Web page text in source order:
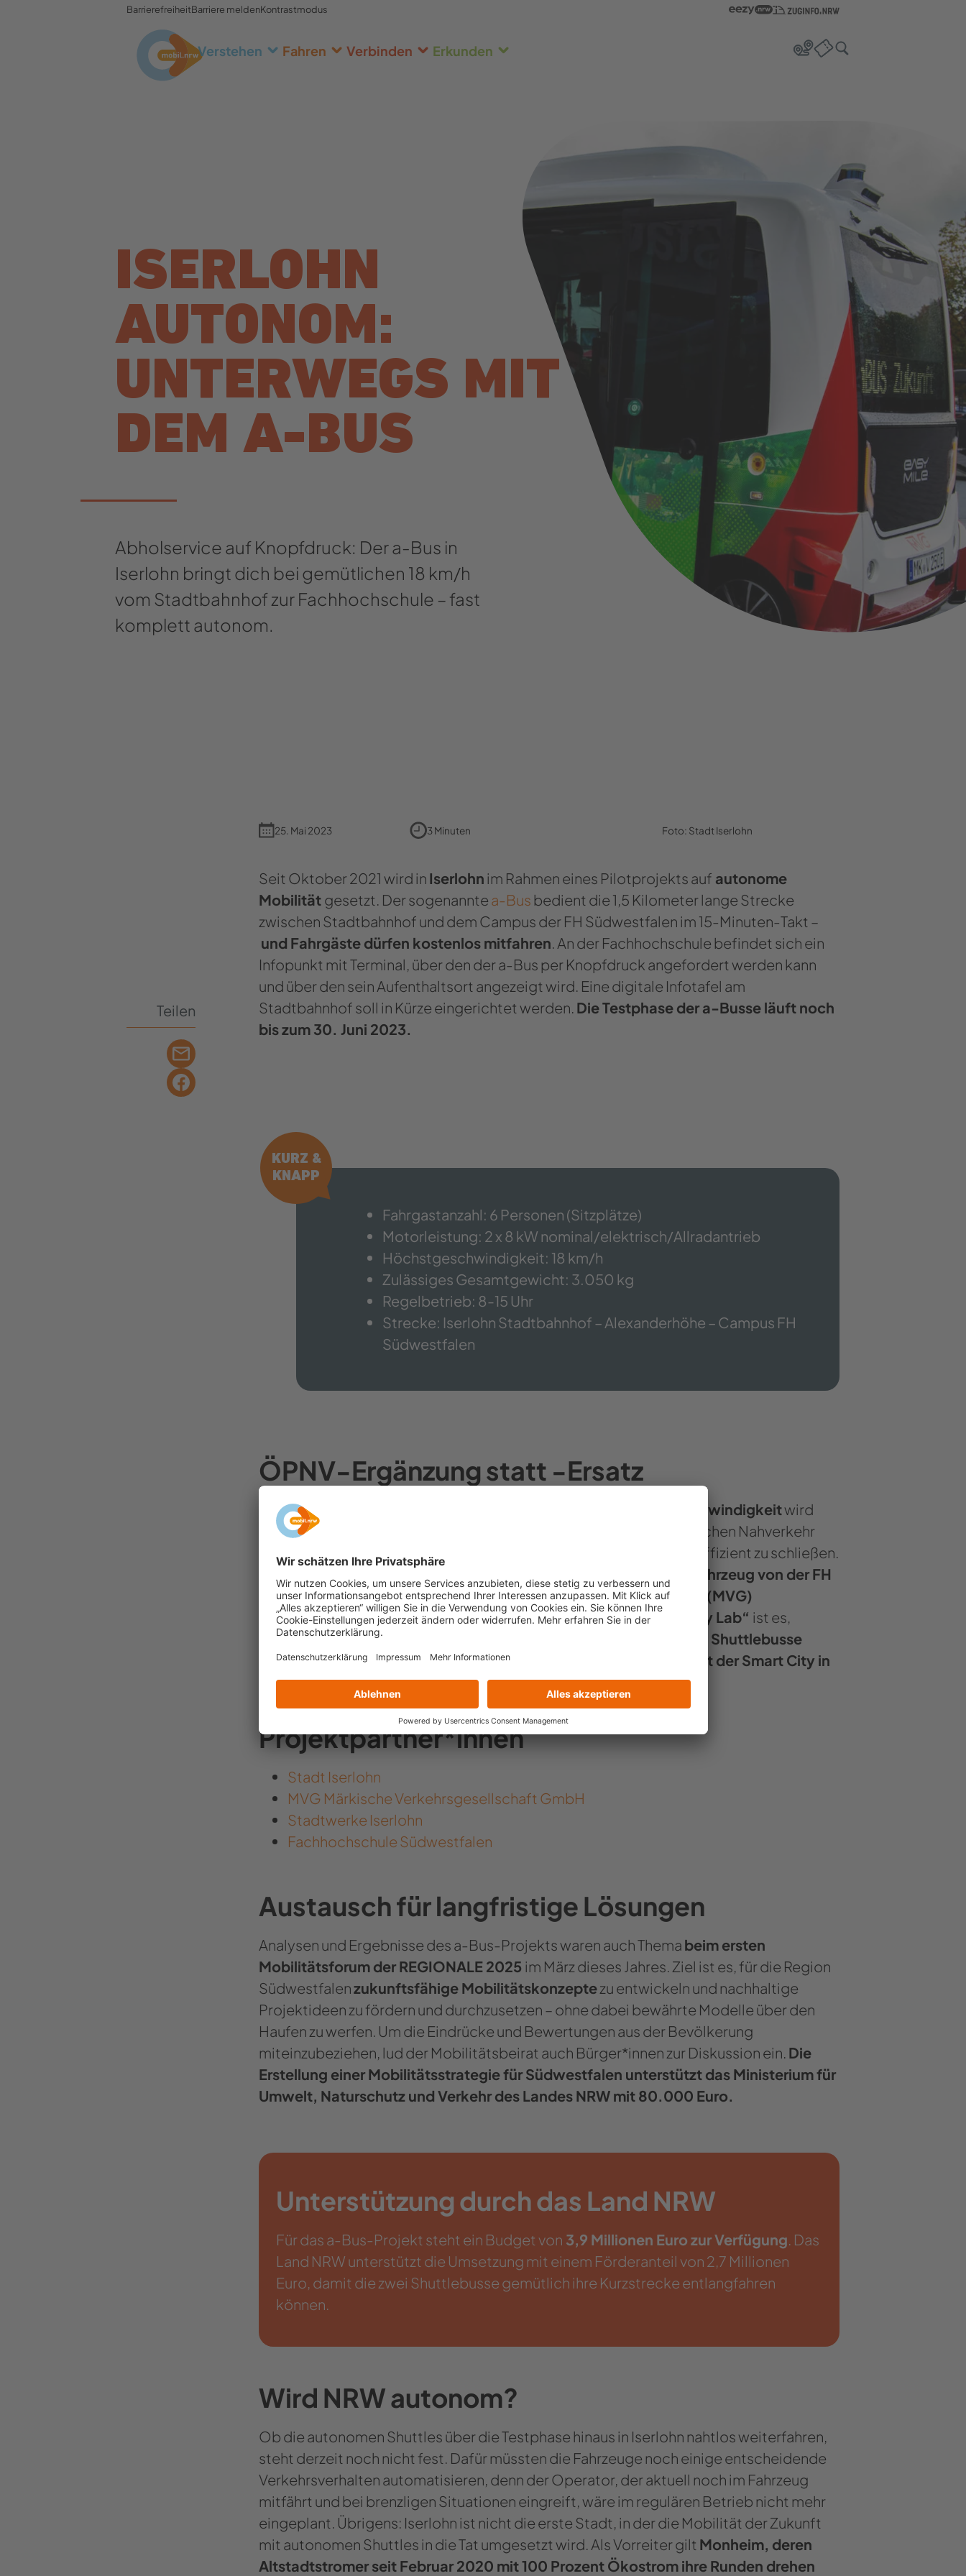
BarrierefreiheitBarriere meldenKontrastmodus
Verstehen Fahren Verbinden Erkunden
ISERLOHN
AUTONOM:
UNTERWEGS MIT
DEM A-BUS
Abholservice auf Knopfdruck: Der a-Bus in
Iserlohn bringt dich bei gemütlichen 18 km/h
vom Stadtbahnhof zur Fachhochschule – fast
komplett autonom.
Teilen
25. Mai 2023 3 Minuten Foto: Stadt Iserlohn
Seit Oktober 2021 wird in Iserlohn im Rahmen eines Pilotprojekts auf autonome
Mobilität gesetzt. Der sogenannte a-Bus bedient die 1,5 Kilometer lange Strecke
zwischen Stadtbahnhof und dem Campus der FH Südwestfalen im 15-Minuten-Takt –
und Fahrgäste dürfen kostenlos mitfahren. An der Fachhochschule befindet sich ein
Infopunkt mit Terminal, über den der a-Bus per Knopfdruck angefordert werden kann
und über den sein Aufenthaltsort angezeigt wird. Eine digitale Infotafel am
Stadtbahnhof soll in Kürze eingerichtet werden. Die Testphase der a-Busse läuft noch
bis zum 30. Juni 2023.
KURZ &
KNAPP
Fahrgastanzahl: 6 Personen (Sitzplätze)
Motorleistung: 2 x 8 kW nominal/elektrisch/Allradantrieb
Höchstgeschwindigkeit: 18 km/h
Zulässiges Gesamtgewicht: 3.050 kg
Regelbetrieb: 8-15 Uhr
Strecke: Iserlohn Stadtbahnhof – Alexanderhöhe – Campus FH
Südwestfalen
ÖPNV-Ergänzung statt -Ersatz
Mit seinen sechs Sitzplätzen bei weniger als 20 km/h Höchstgeschwindigkeitwird
das„Waldstadt-Büssken“
keineswegs als Konkurrenz zum öffentlichen Nahverkehr
gesehen, sondern als moderne Ergänzung, um Lücken im Angebot effizient zu schließen.
Da der a-Bus als Gemeinschaftsprojekt organisiert ist, wurde
ein Fahrzeug von der FH
Südwestfalen und eins von der Märkischen Verkehrsgesellschaft (MVG)
angeschafft. Ziel desPilotprojekts „a-BUS Iserlohn – New Mobility Lab“ ist es,
Erkenntnisse zum automatisierten Fahren im ÖPNV zu gewinnen.
Die Shuttlebusse
werden im Rahmen der Digitalen Modellregion NRW als Teilprojekt der Smart City in
Iserlohn getestet.
Projektpartner*innen
Stadt Iserlohn
MVG Märkische Verkehrsgesellschaft GmbH
Stadtwerke Iserlohn
Fachhochschule Südwestfalen
Austausch für langfristige Lösungen
Analysen und Ergebnisse des a-Bus-Projekts waren auch Thema beim ersten
Mobilitätsforum der REGIONALE 2025 im März dieses Jahres. Ziel ist es, für die Region
Südwestfalenzukunftsfähige Mobilitätskonzeptezu entwickeln und nachhaltige
Projektideen zu fördern und durchzusetzen – ohne dabei bewährte Modelle über den
Haufen zu werfen. Um die Eindrücke und Bewertungen aus der Bevölkerung
miteinzubeziehen, lud der Mobilitätsbeirat auch Bürger*innen zur Diskussion ein. Die
Erstellung einer Mobilitätsstrategie für Südwestfalen unterstützt das Ministerium für
Umwelt, Naturschutz und Verkehr des Landes NRW mit 80.000 Euro.
Unterstützung durch das Land NRW
Für das a-Bus-Projekt steht ein Budget von 3,9 Millionen Euro zur Verfügung. Das
Land NRW unterstützt die Umsetzung mit einem Förderanteil von 2,7 Millionen
Euro, damit die zwei Shuttlebusse gemütlich ihre Kurzstrecke entlangfahren
können.
Wird NRW autonom?
Ob die autonomen Shuttles über die Testphase hinaus in Iserlohn nahtlos weiterfahren,
steht derzeit noch nicht fest. Dafür müssten die Fahrzeuge noch einige entscheidende
Verkehrsverhalten automatisieren, denn der Operator, der aktuell noch im Fahrzeug
mitfährt und bei brenzligen Situationen eingreift, wäre im regulären Betrieb nicht mehr
eingeplant. Übrigens: Iserlohn ist nicht die erste Stadt, in der die Mobilität der Zukunft
mit autonomen Shuttles in die Tat umgesetzt wird. Als Vorreiter gilt Monheim, deren
Altstadtstromer seit Februar 2020 mit 100 Prozent Ökostrom ihre Runden drehen